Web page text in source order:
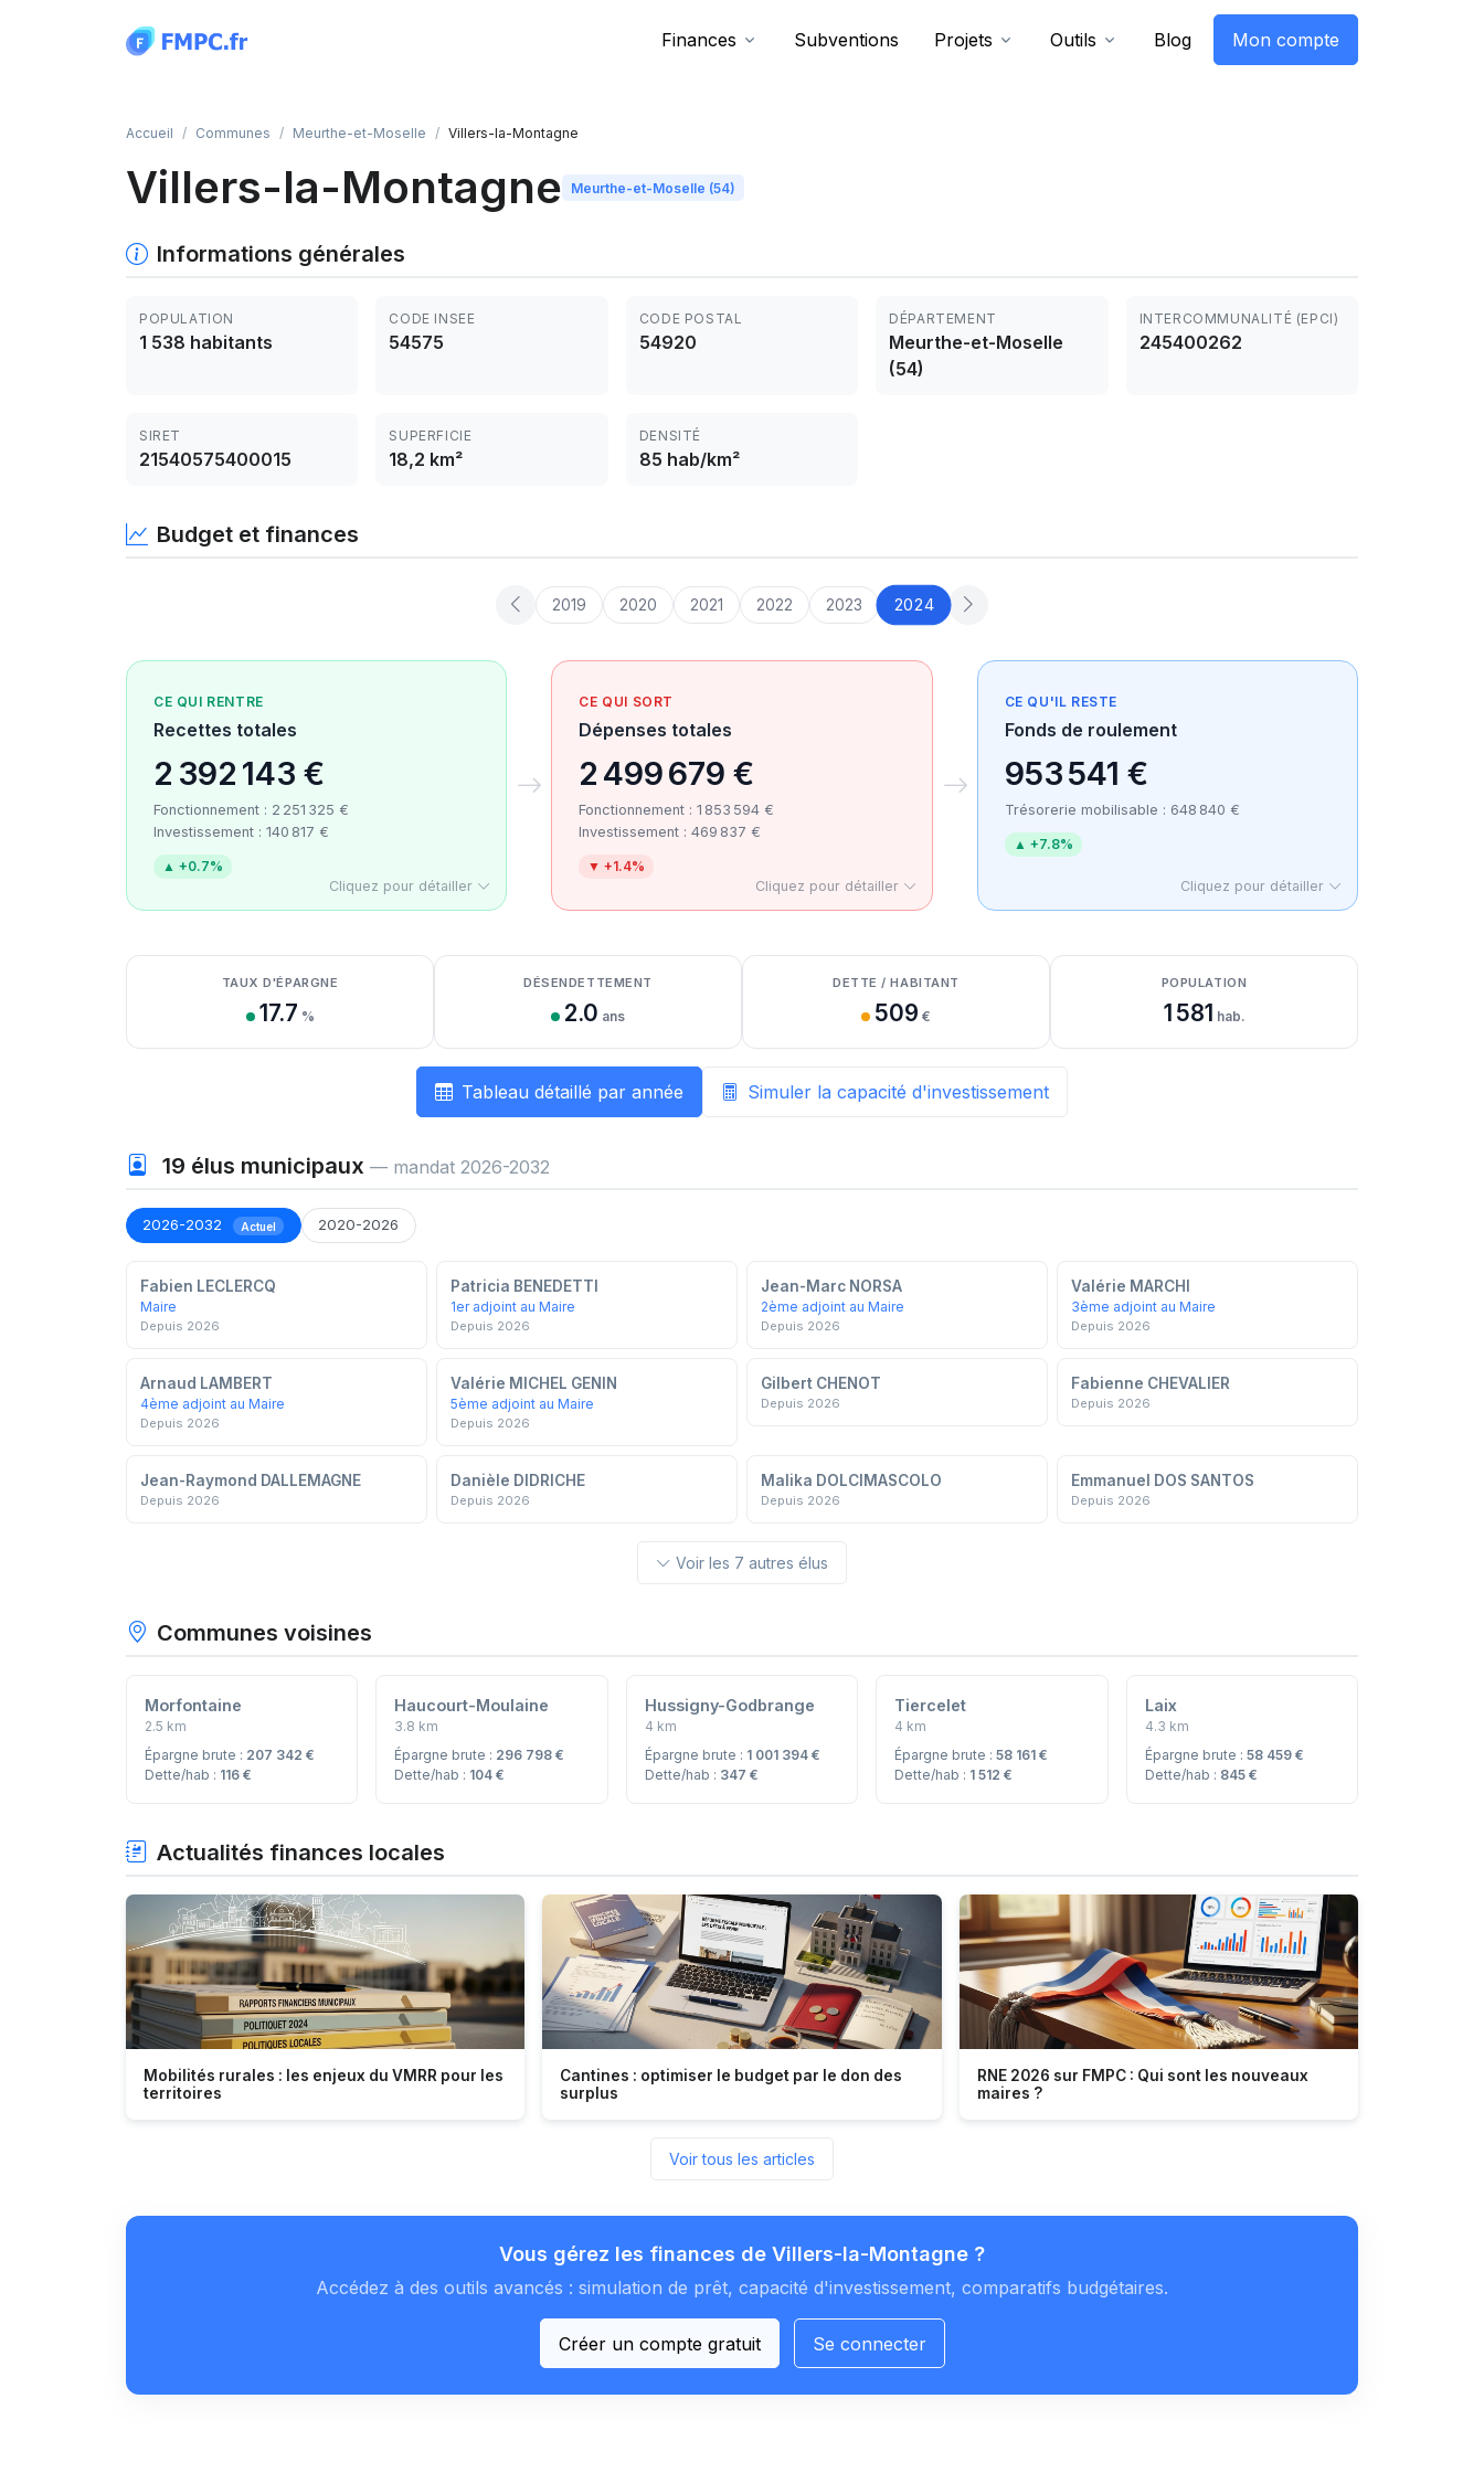
Finances Subventions Projets Outils Blog Mon compte
Accueil Communes Meurthe-et-Moselle Villers-la-Montagne
Villers-la-Montagne Meurthe-et-Moselle (54)
Informations générales
POPULATION
1 538 habitants
CODE INSEE
54575
CODE POSTAL
54920
DÉPARTEMENT
Meurthe-et-Moselle
(54)
INTERCOMMUNALITÉ (EPCI)
245400262
SIRET
21540575400015
SUPERFICIE
18,2 km²
DENSITÉ
85 hab/km²
Budget et finances
2019 2020 2021 2022 2023 2024
CE QUI RENTRE
Recettes totales
2 392 143 €
Fonctionnement : 2 251 325 €
Investissement : 140 817 €
▲ +0.7%
Cliquez pour détailler
CE QUI SORT
Dépenses totales
2 499 679 €
Fonctionnement : 1 853 594 €
Investissement : 469 837 €
▼ +1.4%
Cliquez pour détailler
CE QU'IL RESTE
Fonds de roulement
953 541 €
Trésorerie mobilisable : 648 840 €
▲ +7.8%
Cliquez pour détailler
Détail des recettes
Détail des dépenses
Détail de la trésorerie
TAUX D'ÉPARGNE
17.7 %
DÉSENDETTEMENT
2.0 ans
DETTE / HABITANT
509 €
POPULATION
1 581 hab.
Tableau détaillé par année Simuler la capacité d'investissement
19 élus municipaux — mandat 2026-2032
2026-2032 Actuel 2020-2026
Fabien LECLERCQ
Maire
Depuis 2026
Patricia BENEDETTI
1er adjoint au Maire
Depuis 2026
Jean-Marc NORSA
2ème adjoint au Maire
Depuis 2026
Valérie MARCHI
3ème adjoint au Maire
Depuis 2026
Arnaud LAMBERT
4ème adjoint au Maire
Depuis 2026
Valérie MICHEL GENIN
5ème adjoint au Maire
Depuis 2026
Gilbert CHENOT
Depuis 2026
Fabienne CHEVALIER
Depuis 2026
Jean-Raymond DALLEMAGNE
Depuis 2026
Danièle DIDRICHE
Depuis 2026
Malika DOLCIMASCOLO
Depuis 2026
Emmanuel DOS SANTOS
Depuis 2026
Voir les 7 autres élus
Communes voisines
Morfontaine
2.5 km
Épargne brute : 207 342 €
Dette/hab : 116 €
Haucourt-Moulaine
3.8 km
Épargne brute : 296 798 €
Dette/hab : 104 €
Hussigny-Godbrange
4 km
Épargne brute : 1 001 394 €
Dette/hab : 347 €
Tiercelet
4 km
Épargne brute :58 161 €
Dette/hab : 1 512 €
Laix
4.3 km
Épargne brute : 58 459 €
Dette/hab : 845 €
Actualités finances locales
Mobilités rurales : les enjeux du VMRR pour les
territoires
Cantines : optimiser le budget par le don des
surplus
RNE 2026 sur FMPC : Qui sont les nouveaux
maires ?
Voir tous les articles
Vous gérez les finances de Villers-la-Montagne ?
Accédez à des outils avancés : simulation de prêt, capacité d'investissement, comparatifs budgétaires.
Créer un compte gratuit Se connecter